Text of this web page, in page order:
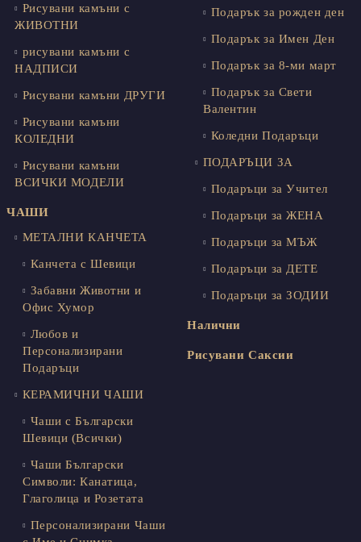
Рисувани камъни с
ЖИВОТНИ
рисувани камъни с
НАДПИСИ
Рисувани камъни ДРУГИ
Рисувани камъни
КОЛЕДНИ
Рисувани камъни
ВСИЧКИ МОДЕЛИ
ЧАШИ
МЕТАЛНИ КАНЧЕТА
Канчета с Шевици
Забавни Животни и
Офис Хумор
Любов и
Персонализирани
Подаръци
КЕРАМИЧНИ ЧАШИ
Чаши с Български
Шевици (Всички)
Чаши Български
Символи: Канатица,
Глаголица и Розетата
Персонализирани Чаши
Подарък за рожден ден
Подарък за Имен Ден
Подарък за 8-ми март
Подарък за Свети
Валентин
Коледни Подаръци
ПОДАРЪЦИ ЗА
Подаръци за Учител
Подаръци за ЖЕНА
Подаръци за МЪЖ
Подаръци за ДЕТЕ
Подаръци за ЗОДИИ
Налични
Рисувани Саксии